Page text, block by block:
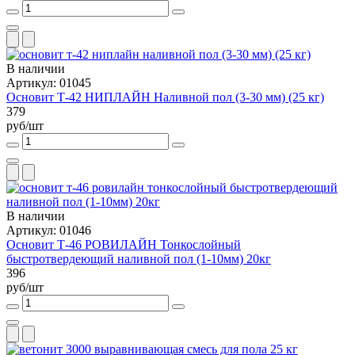
В наличии
Артикул: 01045
Основит Т-42 НИПЛАЙН Наливной пол (3-30 мм) (25 кг)
379
руб/шт
В наличии
Артикул: 01046
Основит Т-46 РОВИЛАЙН Тонкослойный
быстротвердеющий наливной пол (1-10мм) 20кг
396
руб/шт